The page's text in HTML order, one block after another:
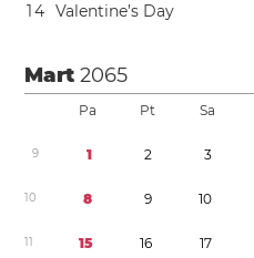
14 Valentine’s Day
Mart2065
Pa Pt Sa
9 1 2 3
10 8 9 10
11 15 16 17